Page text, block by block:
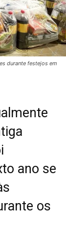
durante festejos em
ano se
os